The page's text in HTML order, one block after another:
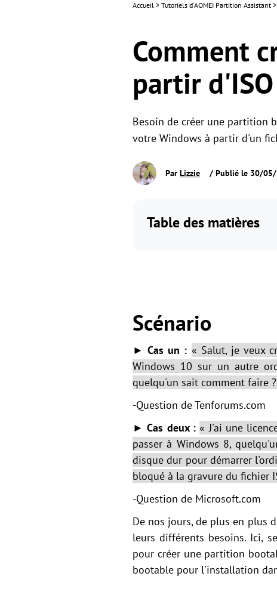
Accueil > Tutoriels d'AOMEI Partition Assistant >
Comment
partir
Besoin de créer une partition
votre Windows à partir d'un
Par Lizzie / Publié le 30/
Table des matières
Scénario
► Cas un : « Salut, je veux
Windows 10 sur un autre
quelqu'un sait comment faire
-Question de Tenforums.com
► Cas deux :« J'ai une
passer à Windows 8,
disque dur pour démarrer
bloqué à la gravure du fichier
-Question de Microsoft.com
De nos jours, de plus en plus
leurs différents besoins. Ici,
pour créer une partition
bootable pour l'installation